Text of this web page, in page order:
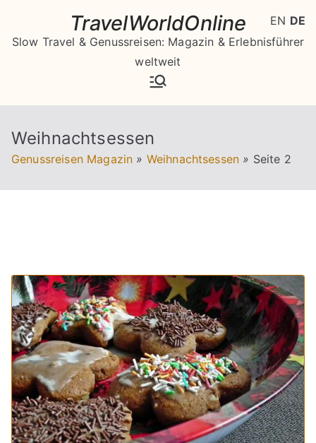
springen
TravelWorldOnline
Slow Travel & Genussreisen: Magazin & Erlebnisführer
weltweit
Weihnachtsessen
Genussreisen Magazin » Weihnachtsessen » Seite 2
EN DE